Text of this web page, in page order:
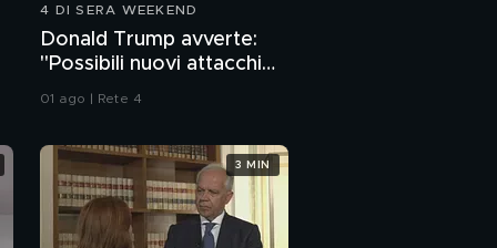
Neonato morto sul
balcone, il racconto di
una testimone
uccidere Alessandra
Notizie belle dalle
stelle per la settimana
dal 3 febbraio
4 DI SERA WEEKEND
Donald Trump avverte:
"Possibili nuovi attacchi
all'Iran"
01 ago | Rete 4
3 MIN